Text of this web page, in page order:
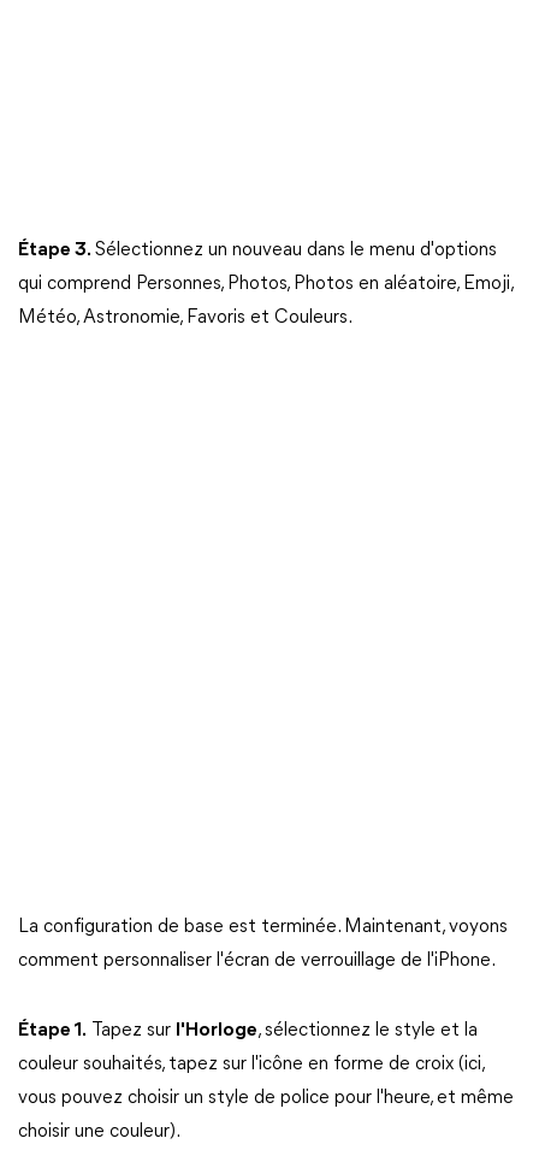
Étape 3. Sélectionnez un nouveau dans le menu d'options
qui comprend Personnes, Photos, Photos en aléatoire, Emoji,
Météo, Astronomie, Favoris et Couleurs.
La configuration de base est terminée. Maintenant, voyons
comment personnaliser l'écran de verrouillage de l'iPhone.
Étape 1. Tapez sur l'Horloge, sélectionnez le style et la
couleur souhaités, tapez sur l'icône en forme de croix (ici,
vous pouvez choisir un style de police pour l'heure, et même
choisir une couleur).